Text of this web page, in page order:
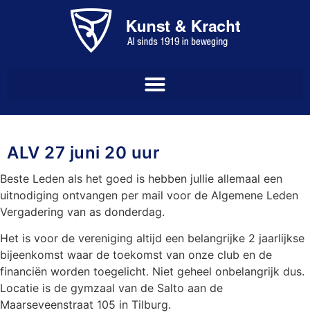
ALV 27 juni 20 uur
Beste Leden als het goed is hebben jullie allemaal een
uitnodiging ontvangen per mail voor de Algemene Leden
Vergadering van as donderdag.
Het is voor de vereniging altijd een belangrijke 2 jaarlijkse
bijeenkomst waar de toekomst van onze club en de
financiën worden toegelicht. Niet geheel onbelangrijk dus.
Locatie is de gymzaal van de Salto aan de
Maarseveenstraat 105 in Tilburg.